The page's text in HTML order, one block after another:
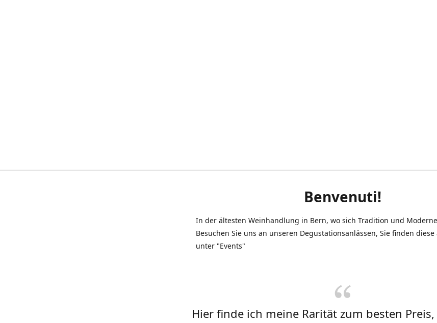
Benvenuti!
In der ältesten Weinhandlung in Bern, wo sich Tradition und
Besuchen Sie uns an unseren Degustationsanlässen, Sie finden diese
unter "Events"
Hier finde ich meine Rarität zum besten